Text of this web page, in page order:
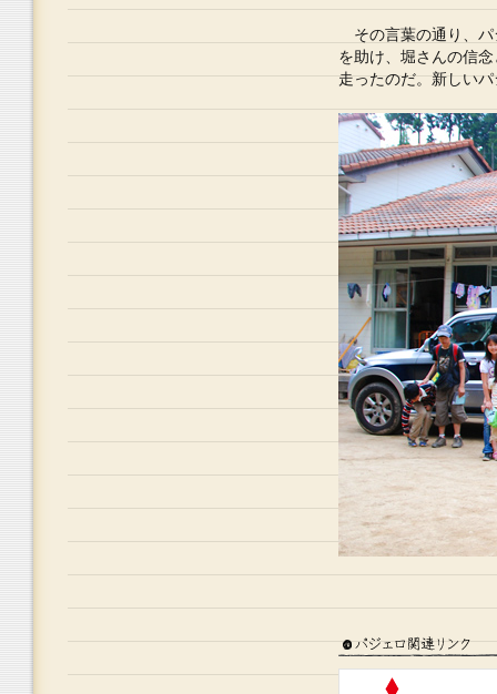
その言葉の通り、パ
を助け、堀さんの信
走ったのだ。新しい